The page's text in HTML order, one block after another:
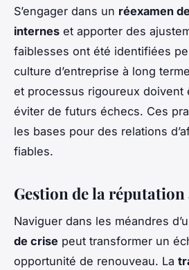
S’engager dans un réexamen
internes et apporter des
faiblesses ont été identifiées
culture d’entreprise à long
et processus rigoureux doivent
éviter de futurs échecs. Ces
les bases pour des relations
fiables.
Gestion de la réputation
Naviguer dans les méandres
de crise peut transformer un
opportunité de renouveau. La